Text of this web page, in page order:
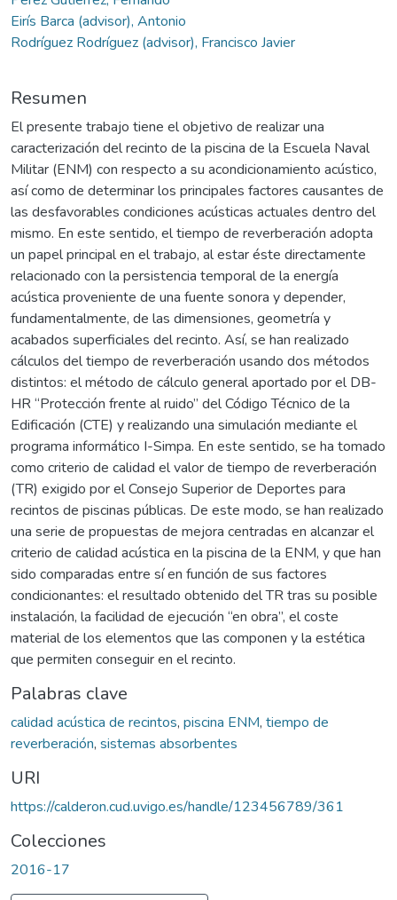
Eirís Barca (advisor), Antonio
Rodríguez Rodríguez (advisor), Francisco Javier
Resumen
El presente trabajo tiene el objetivo de realizar una
caracterización del recinto de la piscina de la Escuela Naval
Militar (ENM) con respecto a su acondicionamiento acústico,
así como de determinar los principales factores causantes de
las desfavorables condiciones acústicas actuales dentro del
mismo. En este sentido, el tiempo de reverberación adopta
un papel principal en el trabajo, al estar éste directamente
relacionado con la persistencia temporal de la energía
acústica proveniente de una fuente sonora y depender,
fundamentalmente, de las dimensiones, geometría y
acabados superficiales del recinto. Así, se han realizado
cálculos del tiempo de reverberación usando dos métodos
distintos: el método de cálculo general aportado por el DB-
HR “Protección frente al ruido” del Código Técnico de la
Edificación (CTE) y realizando una simulación mediante el
programa informático I-Simpa. En este sentido, se ha tomado
como criterio de calidad el valor de tiempo de reverberación
(TR) exigido por el Consejo Superior de Deportes para
recintos de piscinas públicas. De este modo, se han realizado
una serie de propuestas de mejora centradas en alcanzar el
criterio de calidad acústica en la piscina de la ENM, y que han
sido comparadas entre sí en función de sus factores
condicionantes: el resultado obtenido del TR tras su posible
instalación, la facilidad de ejecución “en obra”, el coste
material de los elementos que las componen y la estética
que permiten conseguir en el recinto.
Palabras clave
calidad acústica de recintos, piscina ENM, tiempo de
reverberación, sistemas absorbentes
URI
https://calderon.cud.uvigo.es/handle/123456789/361
Colecciones
2016-17